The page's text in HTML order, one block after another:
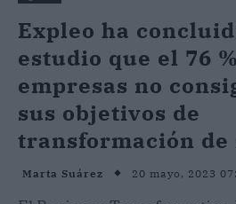
Expleo ha
estudio que el 76
empresas no
sus objetivos de
transformación de
Marta Suárez 20 mayo, 2023